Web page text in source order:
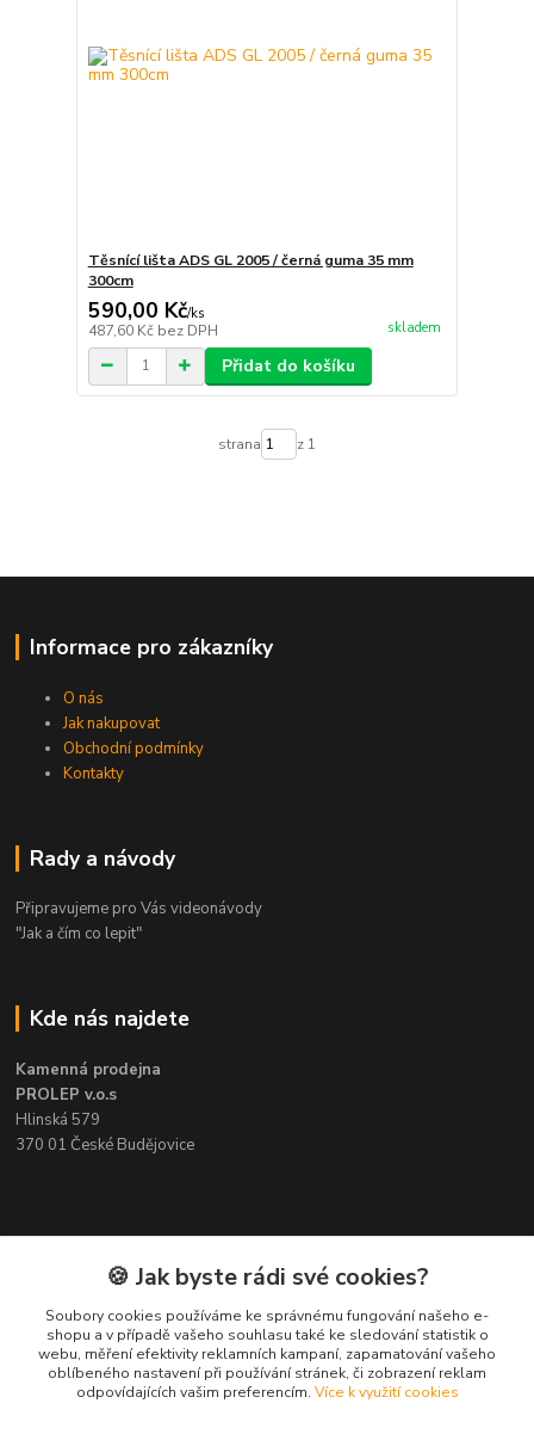
Těsnící lišta ADS GL 2005 / černá guma 35 mm
300cm
590,00 Kč/ks
487,60 Kč bez DPH skladem
Přidat do košíku
strana z 1
Informace pro zákazníky
O nás
Jak nakupovat
Obchodní podmínky
Kontakty
Rady a návody
Připravujeme pro Vás videonávody
"Jak a čím co lepit"
Kde nás najdete
Kamenná prodejna
PROLEP v.o.s
Hlinská 579
370 01 České Budějovice
Kontakt
Pavel Šedivý
+420 602 148 895
Pracovní doba PO - PÁ: 8,00-16,30
🍪 Jak byste rádi své cookies?
Soubory cookies používáme ke správnému fungování našeho e-
shopu a v případě vašeho souhlasu také ke sledování statistik o
webu, měření efektivity reklamních kampaní, zapamatování vašeho
oblíbeného nastavení při používání stránek, či zobrazení reklam
odpovídajících vašim preferencím. Více k využití cookies